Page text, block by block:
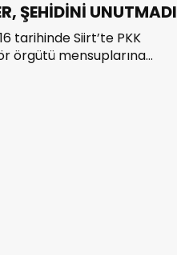
ŞEHİDİNİ UNUTMADI
tarihinde Siirt’te PKK
örgütü mensuplarına